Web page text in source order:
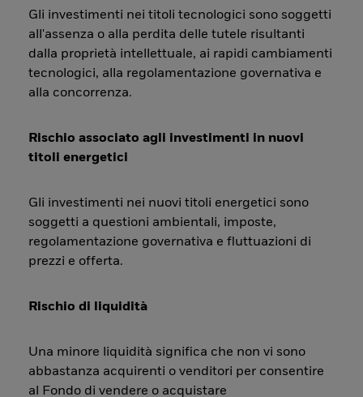
Gli investimenti nei titoli tecnologici sono soggetti
all'assenza o alla perdita delle tutele risultanti
dalla proprietà intellettuale, ai rapidi cambiamenti
tecnologici, alla regolamentazione governativa e
alla concorrenza.
Rischio associato agli investimenti in nuovi
titoli energetici
Gli investimenti nei nuovi titoli energetici sono
soggetti a questioni ambientali, imposte,
regolamentazione governativa e fluttuazioni di
prezzi e offerta.
Rischio di liquidità
Una minore liquidità significa che non vi sono
abbastanza acquirenti o venditori per consentire
al Fondo di vendere o acquistare